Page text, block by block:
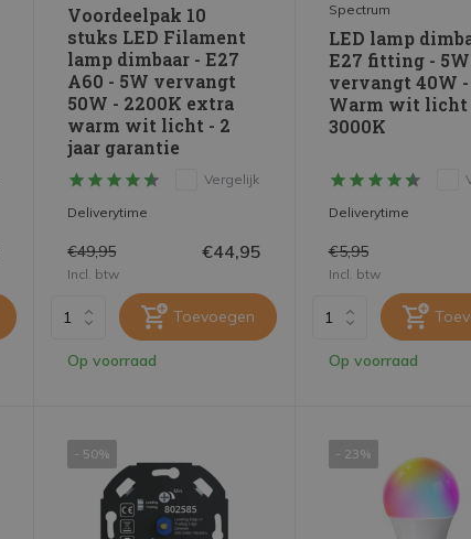
Voordeelpak 10
stuks LED Filament
lamp dimbaar - E27
A60 - 5W vervangt
50W - 2200K extra
warm wit licht - 2
jaar garantie
Vergelijk
Deliverytime
€49,95 €44,95
Incl. btw
Toevoegen
Op voorraad
Spectrum
LED lamp
E27 fitting - 5W
vervangt 40W -
Warm wit licht
3000K
Deliverytime
€5,95
Incl. btw
Op voorraad
- 50% - 23%